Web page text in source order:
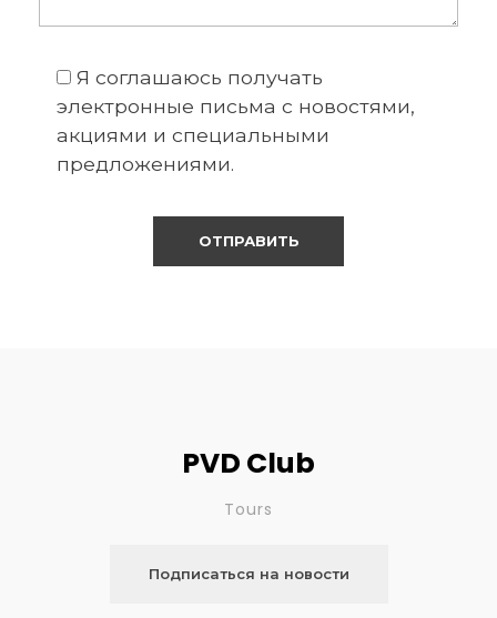
Я соглашаюсь получать
электронные письма с новостями,
акциями и специальными
предложениями.
PVD Club
Tours
Подписаться на новости